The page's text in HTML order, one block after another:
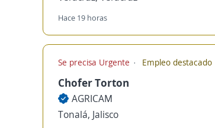
Hace 19 horas
Se precisa Urgente Empleo destacado
Chofer Torton
AGRICAM
Tonalá, Jalisco